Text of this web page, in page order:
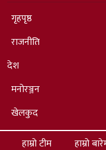
गृहपृष्ठ
राजनीति
देश
मनोरञ्जन
खेलकुद
हाम्रो टीम
हाम्रो